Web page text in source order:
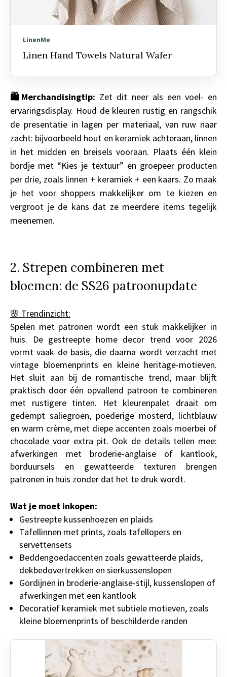
LinenMe
Linen Hand Towels Natural Wafer
🛍️ Merchandisingtip: Zet dit neer als een voel- en
ervaringsdisplay. Houd de kleuren rustig en rangschik
de presentatie in lagen per materiaal, van ruw naar
zacht: bijvoorbeeld hout en keramiek achteraan, linnen
in het midden en breisels vooraan. Plaats één klein
bordje met “Kies je textuur” en groepeer producten
per drie, zoals linnen + keramiek + een kaars. Zo maak
je het voor shoppers makkelijker om te kiezen en
vergroot je de kans dat ze meerdere items tegelijk
meenemen.
2. Strepen combineren met
bloemen: de SS26 patroonupdate
🌸 Trendinzicht:
Spelen met patronen wordt een stuk makkelijker in
huis. De gestreepte home decor trend voor 2026
vormt vaak de basis, die daarna wordt verzacht met
vintage bloemenprints en kleine heritage-motieven.
Het sluit aan bij de romantische trend, maar blijft
praktisch door één opvallend patroon te combineren
met rustigere tinten. Het kleurenpalet draait om
gedempt saliegroen, poederige mosterd, lichtblauw
en warm crème, met diepe accenten zoals moerbei of
chocolade voor extra pit. Ook de details tellen mee:
afwerkingen met broderie-anglaise of kantlook,
borduursels en gewatteerde texturen brengen
patronen in huis zonder dat het te druk wordt.
Wat je moet inkopen:
Gestreepte kussenhoezen en plaids
Tafellinnen met prints, zoals tafellopers en
servettensets
Beddengoedaccenten zoals gewatteerde plaids,
dekbedovertrekken en sierkussenslopen
Gordijnen in broderie-anglaise-stijl, kussenslopen of
afwerkingen met een kantlook
Decoratief keramiek met subtiele motieven, zoals
kleine bloemenprints of beschilderde randen